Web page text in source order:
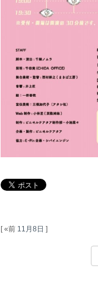
[ «前 11月8日 ]